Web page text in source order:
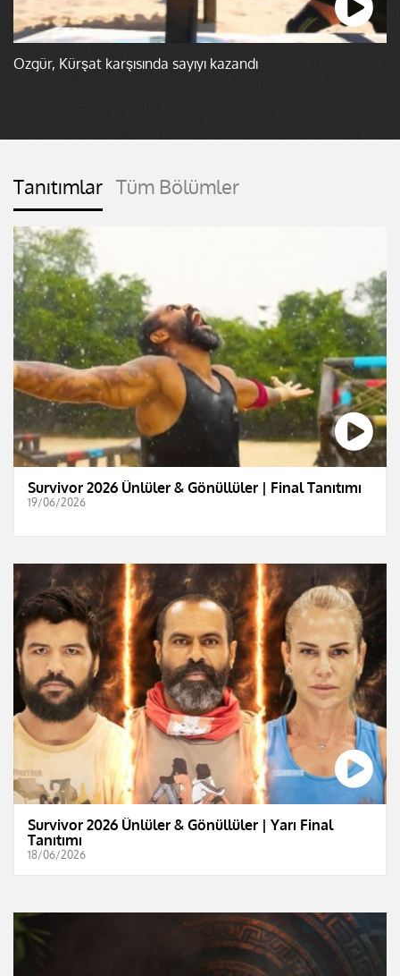
Özgür, Kürşat karşısında sayıyı kazandı
Tanıtımlar Tüm Bölümler
Survivor 2026 Ünlüler & Gönüllüler | Final Tanıtımı
19/06/2026
Survivor 2026 Ünlüler & Gönüllüler | Yarı Final
Tanıtımı
18/06/2026